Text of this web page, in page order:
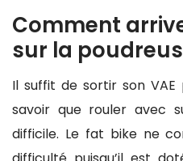
Comment
sur la
Il suffit de sortir son
savoir que rouler avec
difficile. Le fat bike ne